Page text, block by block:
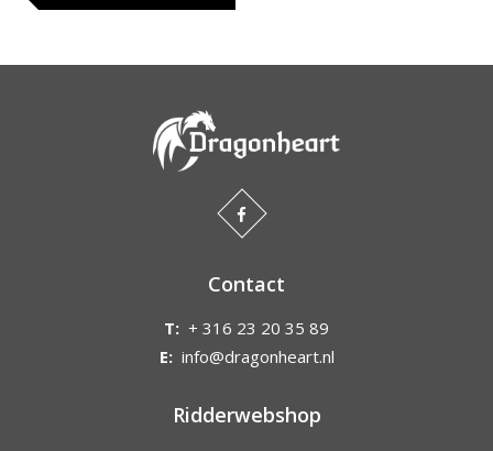
Contact
T: + 316 23 20 35 89
E: info@dragonheart.nl
Ridderwebshop